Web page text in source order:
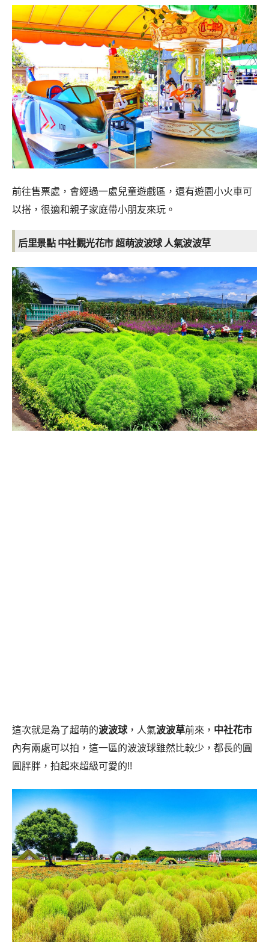
前往售票處，會經過一處兒童遊戲區，還有遊園小火車可
以搭，很適和親子家庭帶小朋友來玩。
后里景點 中社觀光花市 超萌波波球 人氣波波草
這次就是為了超萌的波波球 ，人氣波波草前來， 中社花市
內有兩處可以拍，這一區的波波球雖然比較少，都長的圓
圓胖胖，拍起來超級可愛的!!